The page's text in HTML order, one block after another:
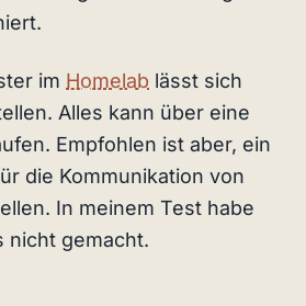
im Homelab lässt sich
Alles kann über eine
Empfohlen ist aber, ein
die Kommunikation von
In meinem Test habe
nicht gemacht.